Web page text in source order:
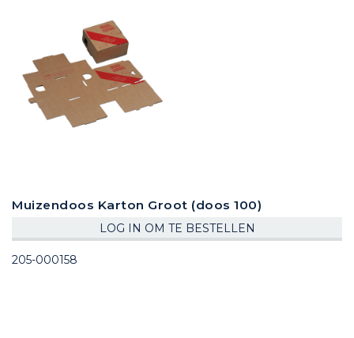
Muizendoos Karton Groot (doos 100)
LOG IN OM TE BESTELLEN
205-000158